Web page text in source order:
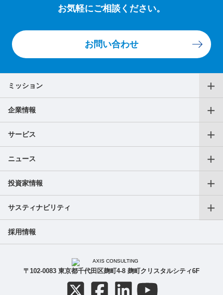
お気軽にご相談ください。
お問い合わせ
ミッション
代表メッセージ
企業情報
役員一覧
沿革
アクセス
サービス
仕事をお探しの個人の方
転職支援サービス
フリーランス向けサービス
副業サービス
ご人材をお探しの法人の方
ニュース
プレスリリース
AXIS Insights
投資家情報
会長CEOご挨拶
成長戦略
IR最新ニュース（適時開示等）
IR関連資料（決算短信等）
サスティナビリティ
SDGｓへの取り組み
採用情報
〒102-0083 東京都千代田区麹町4-8 麹町クリスタルシティ6F